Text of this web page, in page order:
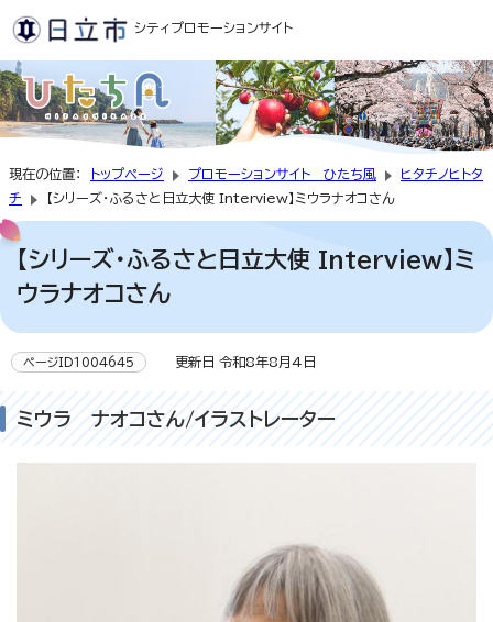
シティプロモーションサイト
現在の位置： トップページ プロモーションサイト ひたち風
ヒタチノヒトタ
チ
【シリーズ・ふるさと日立大使 Interview】ミウラナオコさん
【シリーズ・ふるさと日立大使 Interview】ミ
ウラナオコさん
ページID1004645 更新日 令和8年8月4日
ミウラ ナオコさん/イラストレーター